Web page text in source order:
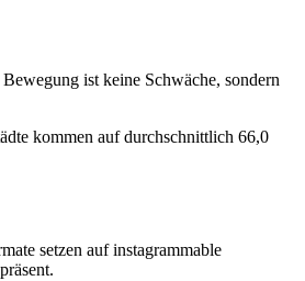
ist keine Schwäche, sondern
kommen auf durchschnittlich 66,0
setzen auf instagrammable